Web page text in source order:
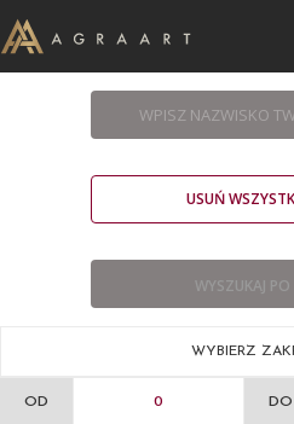
USUŃ
WYBIERZ
OD DO